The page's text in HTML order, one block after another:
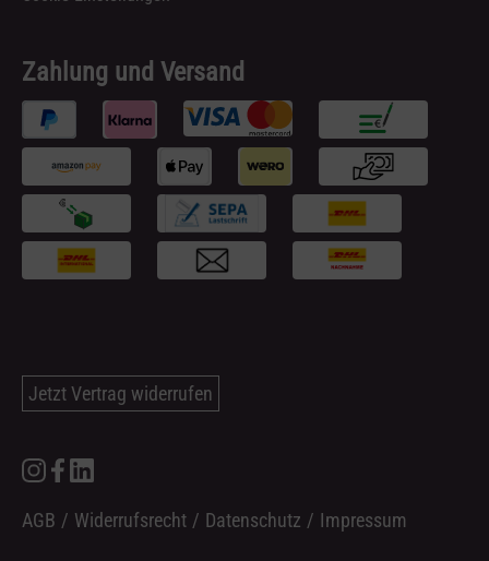
Zahlung und Versand
Jetzt Vertrag widerrufen
AGB / Widerrufsrecht / Datenschutz / Impressum